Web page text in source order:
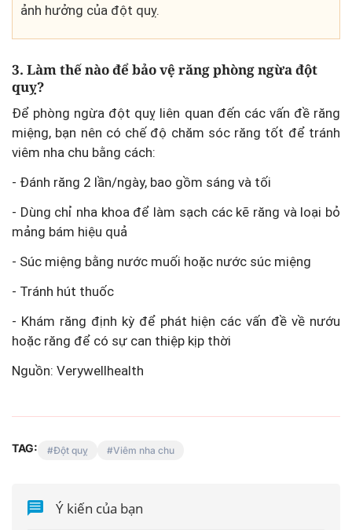
ảnh hưởng của đột quỵ.
3. Làm thế nào để bảo vệ răng phòng ngừa đột
quỵ?
Để phòng ngừa đột quỵ liên quan đến các vấn đề răng
miệng, bạn nên có chế độ chăm sóc răng tốt để tránh
viêm nha chu bằng cách:
- Đánh răng 2 lần/ngày, bao gồm sáng và tối
- Dùng chỉ nha khoa để làm sạch các kẽ răng và loại bỏ
mảng bám hiệu quả
- Súc miệng bằng nước muối hoặc nước súc miệng
- Tránh hút thuốc
- Khám răng định kỳ để phát hiện các vấn đề về nướu
hoặc răng để có sự can thiệp kịp thời
Nguồn: Verywellhealth
TAG: Đột quỵ Viêm nha chu
Ý kiến của bạn